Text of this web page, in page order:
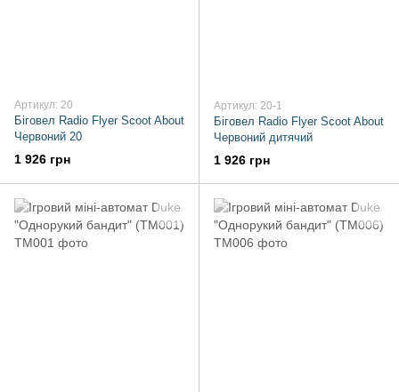
Артикул: 20
Біговел Radio Flyer Scoot About
Червоний 20
1 926 грн
Артикул: 20-1
Біговел Radio Flyer Scoot About
Червоний дитячий
1 926 грн